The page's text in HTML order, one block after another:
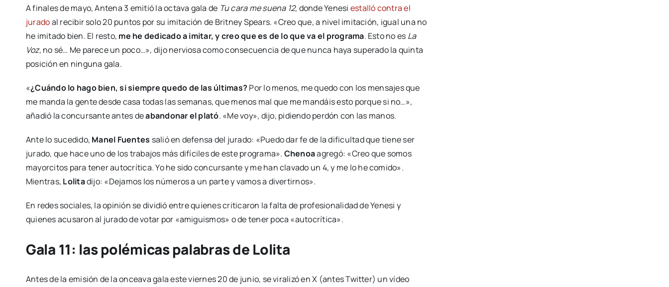
A finales de mayo, Antena 3 emitió la octava gala de Tu cara me suena 12, donde Yenesi estalló contra el
juradoal recibir solo 20 puntos por su imitación de Britney Spears. «Creo que, a nivel imitación, igual una no
he imitado bien. El resto, me he dedicado a imitar, y creo que es de lo que va el programa. Esto no es La
Voz, no sé… Me parece un poco…», dijo nerviosa como consecuencia de que nunca haya superado la quinta
posición en ninguna gala.
«¿Cuándo lo hago bien, si siempre quedo de las últimas? Por lo menos, me quedo con los mensajes que
me manda la gente desde casa todas las semanas, que menos mal que me mandáis esto porque si no…»,
añadió la concursante antes deabandonar el plató. «Me voy», dijo, pidiendo perdón con las manos.
Ante lo sucedido, Manel Fuentes salió en defensa del jurado: «Puedo dar fe de la dificultad que tiene ser
jurado, que hace uno de los trabajos más difíciles de este programa». Chenoaagregó: «Creo que somos
mayorcitos para tener autocrítica. Yo he sido concursante y me han clavado un 4, y me lo he comido».
Mientras, Lolitadijo: «Dejamos los números a un parte y vamos a divertirnos».
En redes sociales, la opinión se dividió entre quienes criticaron la falta de profesionalidad de Yenesi y
quienes acusaron al jurado de votar por «amiguismos» o de tener poca «autocrítica».
Gala 11: las polémicas palabras de Lolita
Antes de la emisión de la onceava gala este viernes 20 de junio, se viralizó en X (antes Twitter) un vídeo